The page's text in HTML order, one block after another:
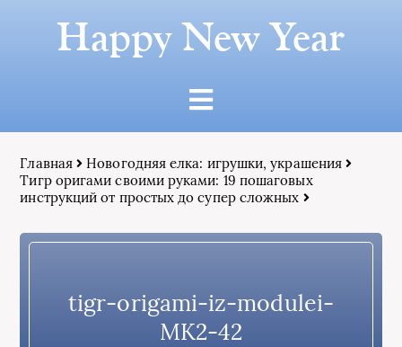
Happy New Year
Главная
Новогодняя елка: игрушки, украшения
Тигр оригами своими руками: 19 пошаговых
инструкций от простых до супер сложных
tigr-origami-iz-modulei-
MK2-42